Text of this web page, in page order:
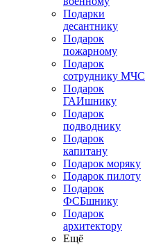
Подарки
десантнику
Подарок
пожарному
Подарок
сотруднику МЧС
Подарок
ГАИшнику
Подарок
подводнику
Подарок
капитану
Подарок моряку
Подарок пилоту
Подарок
ФСБшнику
Подарок
архитектору
Ещё